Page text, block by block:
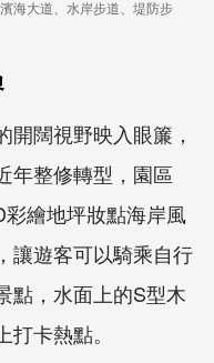
海大道、水岸步道、堤防步
闊視野映入眼簾，
年整修轉型，園區
繪地坪妝點海岸風
讓遊客可以騎乘自行
點，水面上的S型木
卡熱點。